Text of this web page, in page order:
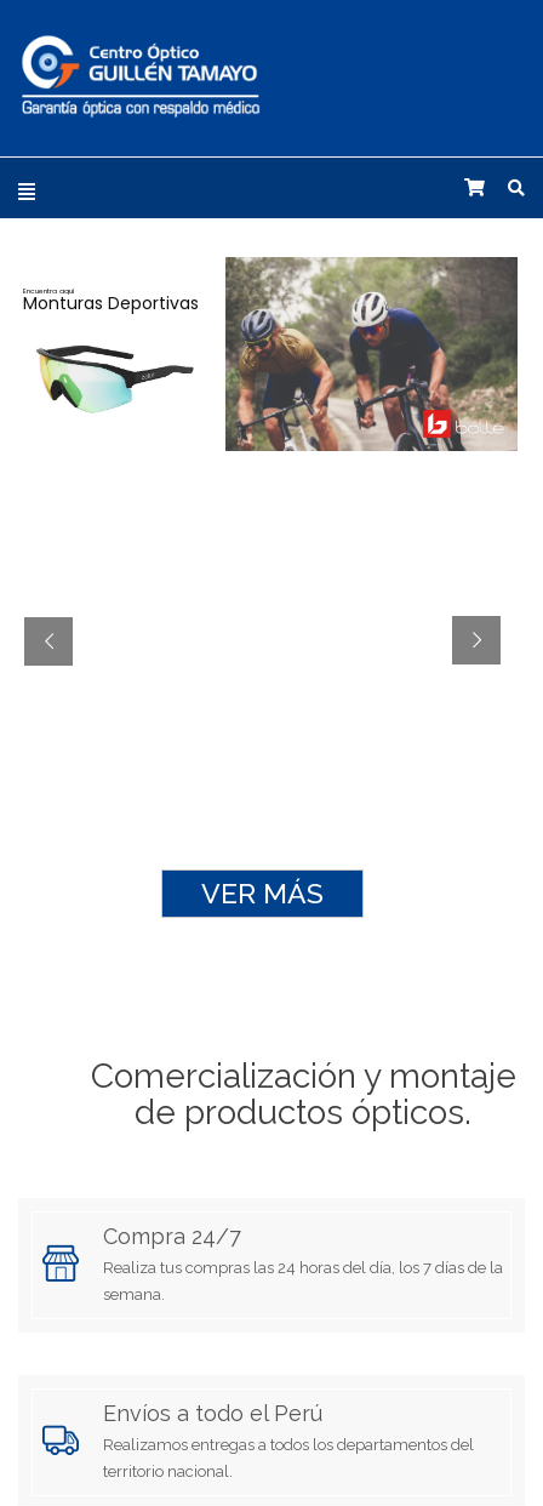
Monturas Deportivas
Encuentra aquí
VER MÁS
Comercialización y montaje
de productos ópticos.
Compra 24/7
Realiza tus compras las 24 horas del día, los 7 días de la
semana.
Envíos a todo el Perú
Realizamos entregas a todos los departamentos del
territorio nacional.